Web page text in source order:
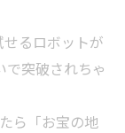
るロボットが
突破されちゃ
ら「お宝の地